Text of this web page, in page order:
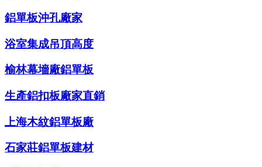
鋁單板沖孔廠家
浴室集成吊頂高度
榆林幕墻廠鋁單板
生產鋁扣板廠家直銷
上海木紋鋁單板廠
石家莊鋁單板建材